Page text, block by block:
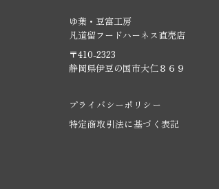
ゆ葉・豆富工房
凡道留フードハーネス直売店
〒410-2323
静岡県伊豆の国市大仁８６９
プライバシーポリシー
特定商取引法に基づく表記